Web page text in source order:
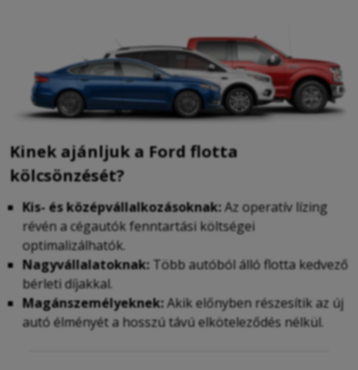
Kinek ajánljuk a Ford flotta
kölcsönzését?
Kis- és középvállalkozásoknak:Az operatív lízing
révén a cégautók fenntartási költségei
optimalizálhatók.
Nagyvállalatoknak: Több autóból álló flotta kedvező
bérleti díjakkal.
Magánszemélyeknek:Akik előnyben részesítik az új
autó élményét a hosszú távú elköteleződés nélkül.